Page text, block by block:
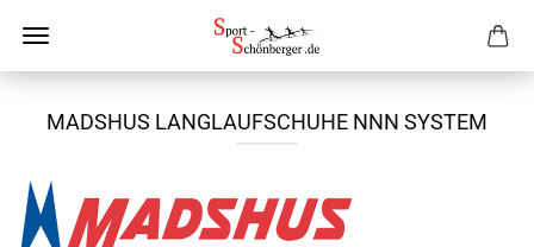
MADSHUS LANGLAUFSCHUHE NNN SYSTEM